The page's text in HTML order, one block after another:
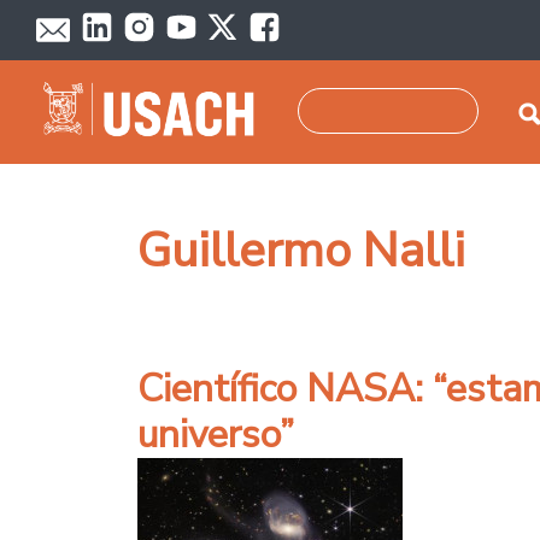
Pasar al contenido principal
Guillermo Nalli
Científico NASA:
universo”